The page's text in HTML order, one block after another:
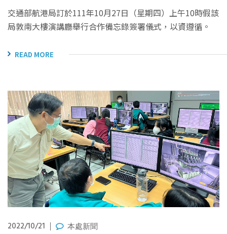
交通部航港局訂於111年10月27日（星期四）上午10時假該
局敦南大樓演講廳舉行合作備忘錄簽署儀式，以資遵循。
READ MORE
2022/10/21 本處新聞